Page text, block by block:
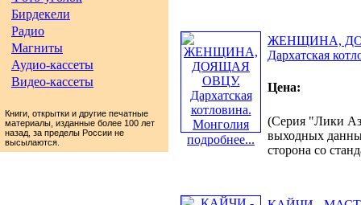
Бирдекели
Радио
Магниты
Аудио-кассеты
Видео-кассеты
Книги, открытки и другие печатные
материалы, изданные более 100 лет
назад, за пределы России не
высылаются.
подробнее...
ЖЕНЩИНА,
Дархатская
Цена:
(Серия "Лики
выходных
сторона со